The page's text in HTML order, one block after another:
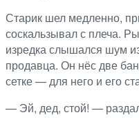
Старик шел медленно,
соскальзывал с плеча.
изредка слышался шум
продавца. Он нёс две
сетке — для него и его
— Эй, дед, стой! —